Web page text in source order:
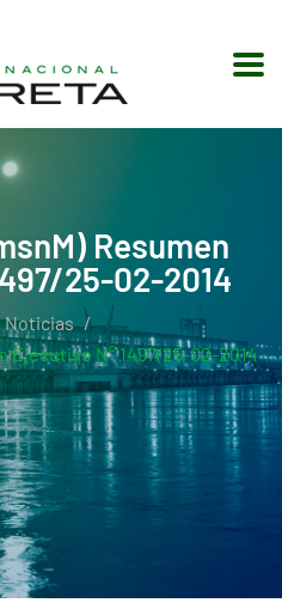
Resumen
25-02-2014
Noticias
Ejecutivo N° 1497/25-02-2014